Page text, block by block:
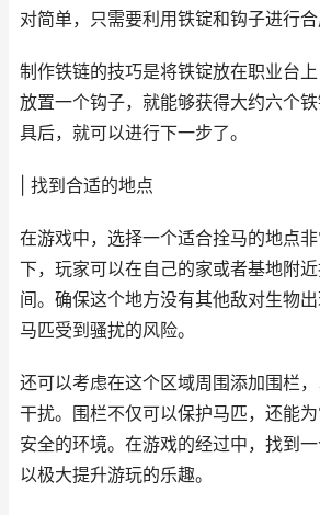
对简单，只需要利用铁锭和钩子进行合
制作铁链的技巧是将铁锭放在职业台
放置一个钩子，就能够获得大约六个
具后，就可以进行下一步了。
| 找到合适的地点
在游戏中，选择一个适合拴马的地点
下，玩家可以在自己的家或者基地附
间。确保这个地方没有其他敌对生物
马匹受到骚扰的风险。
还可以考虑在这个区域周围添加围栏
干扰。围栏不仅可以保护马匹，还能
安全的环境。在游戏的经过中，找到
以极大提升游玩的乐趣。